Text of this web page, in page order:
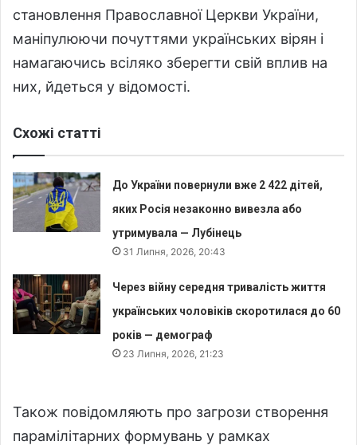
становлення Православної Церкви України,
маніпулюючи почуттями українських вірян і
намагаючись всіляко зберегти свій вплив на
них, йдеться у відомості.
Схожі статті
До України повернули вже 2 422 дітей,
яких Росія незаконно вивезла або
утримувала — Лубінець
31 Липня, 2026, 20:43
Через війну середня тривалість життя
українських чоловіків скоротилася до 60
років — демограф
23 Липня, 2026, 21:23
Також повідомляють про загрози створення
парамілітарних формувань у рамках